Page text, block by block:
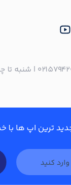
تلفن پشتیبانی
ترین اپ ها با